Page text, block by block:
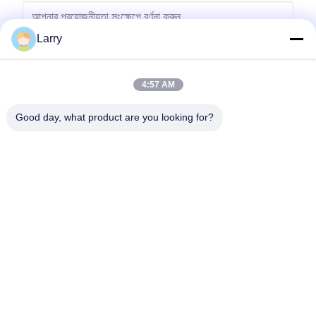
Larry
4:57 AM
Good day, what product are you looking for?